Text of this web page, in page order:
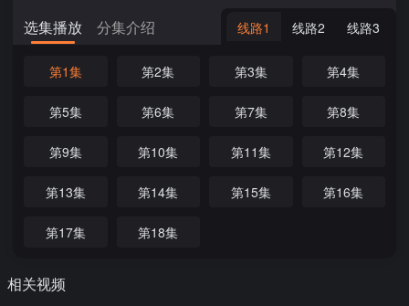
选集播放 分集介绍 线路1 线路2 线路3
第1集 第2集 第3集 第4集
第5集 第6集 第7集 第8集
第9集 第10集 第11集 第12集
第13集 第14集 第15集 第16集
第17集 第18集
相关视频